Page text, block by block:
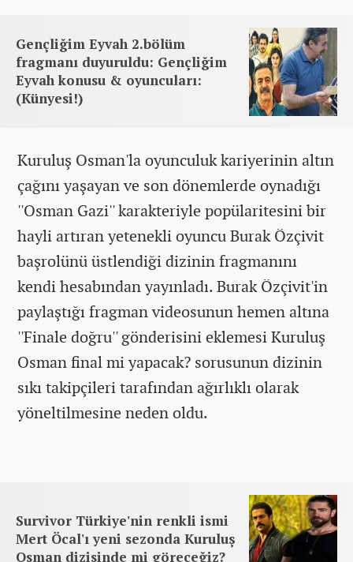
Gençliğim Eyvah 2.bölüm
fragmanı duyuruldu: Gençliğim
Eyvah konusu & oyuncuları:
(Künyesi!)
Kuruluş Osman'la oyunculuk kariyerinin altın
çağını yaşayan ve son dönemlerde oynadığı
''Osman Gazi'' karakteriyle popülaritesini bir
hayli artıran yetenekli oyuncu Burak Özçivit
başrolünü üstlendiği dizinin fragmanını
kendi hesabından yayınladı. Burak Özçivit'in
paylaştığı fragman videosunun hemen altına
''Finale doğru'' gönderisini eklemesi Kuruluş
Osman final mi yapacak? sorusunun dizinin
sıkı takipçileri tarafından ağırlıklı olarak
yöneltilmesine neden oldu.
Survivor Türkiye'nin renkli ismi
Mert Öcal'ı yeni sezonda Kuruluş
Osman dizisinde mi göreceğiz?